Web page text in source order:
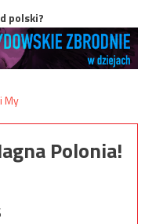
polski?
Polonia!